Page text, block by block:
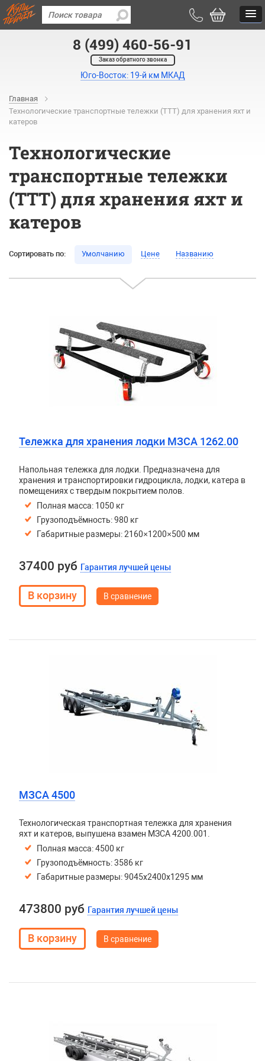
8 (499) 460-56-91
Заказ обратного звонка
Юго-Восток: 19-й км МКАД
Главная
Технологические транспортные тележки (ТТТ) для хранения яхт и
катеров
Технологические
транспортные тележки
(ТТТ) для хранения яхт и
катеров
Сортировать по: Умолчанию Цене Названию
Тележка для хранения лодки МЗСА 1262.00
Напольная тележка для лодки. Предназначена для
хранения и транспортировки гидроцикла, лодки, катера в
помещениях с твердым покрытием полов.
Полная масса: 1050 кг
Грузоподъёмность: 980 кг
Габаритные размеры: 2160×1200×500 мм
37400 руб Гарантия лучшей цены
В сравнение
МЗСА 4500
Технологическая транспортная тележка для хранения
яхт и катеров, выпушена взамен МЗСА 4200.001.
Полная масса: 4500 кг
Грузоподъёмность: 3586 кг
Габаритные размеры: 9045х2400х1295 мм
473800 руб Гарантия лучшей цены
В сравнение